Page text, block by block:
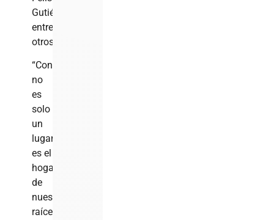
Gutiérrez,
entre
otros.
“Constanza
no
es
solo
un
lugar,
es el
hogar
de
nuestras
raíces,